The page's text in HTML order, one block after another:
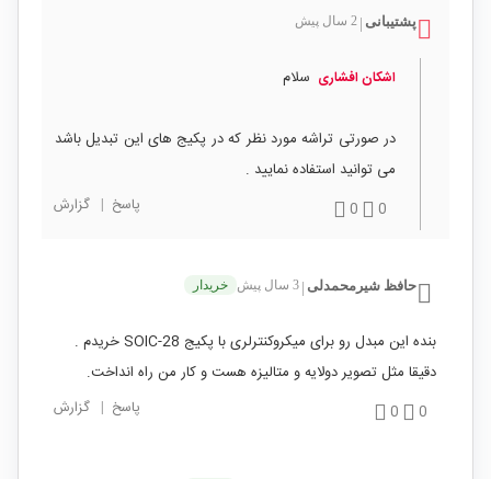
پشتیبانی 2 سال پیش
اشکان افشاری سلام
در صورتی تراشه مورد نظر که در پکیج های این تبدیل باشد
می توانید استفاده نمایید .
0
0 پاسخ | گزارش
حافظ شیرمحمدلی 3 سال پیش خریدار
بنده این مبدل رو برای میکروکنترلری با پکیج SOIC-28 خریدم .
دقیقا مثل تصویر دولایه و متالیزه هست و کار من راه انداخت.
0
0 پاسخ | گزارش